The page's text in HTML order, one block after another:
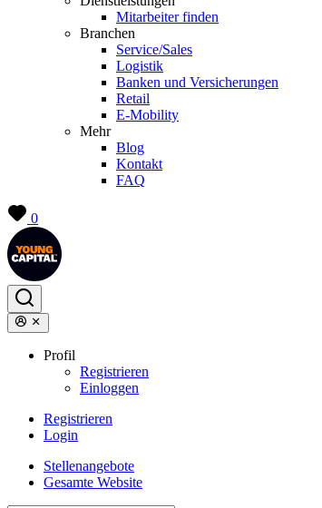
Mitarbeiter finden
Branchen
Service/Sales
Logistik
Banken und Versicherungen
Retail
E-Mobility
Mehr
Blog
Kontakt
FAQ
0
Profil
Registrieren
Einloggen
Registrieren
Login
Stellenangebote
Gesamte Website